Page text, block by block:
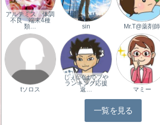
アルテミス 体調
不良 端末4種
類…
sin Mr.T@薬剤師
tソロス
じぇい(はてブや
ランキング応援
返…
マミー
一覧を見る